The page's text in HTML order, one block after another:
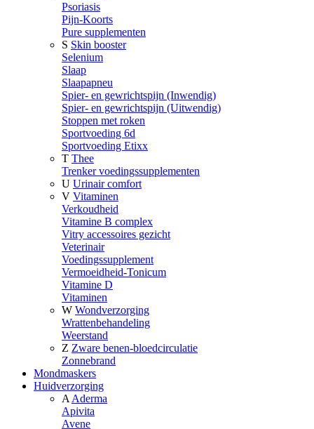
Psoriasis
Pijn-Koorts
Pure supplementen
S Skin booster
Selenium
Slaap
Slaapapneu
Spier- en gewrichtspijn (Inwendig)
Spier- en gewrichtspijn (Uitwendig)
Stoppen met roken
Sportvoeding 6d
Sportvoeding Etixx
T Thee
Trenker voedingssupplementen
U Urinair comfort
V Vitaminen
Verkoudheid
Vitamine B complex
Vitry accessoires gezicht
Veterinair
Voedingssupplement
Vermoeidheid-Tonicum
Vitamine D
Vitaminen
W Wondverzorging
Wrattenbehandeling
Weerstand
Z Zware benen-bloedcirculatie
Zonnebrand
Mondmaskers
Huidverzorging
A Aderma
Apivita
Avene